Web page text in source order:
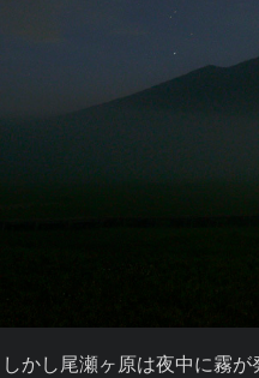
かし尾瀬ヶ原は夜中に霧が